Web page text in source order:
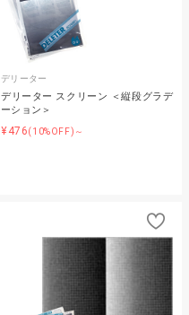
デリーター
デリーター スクリーン ＜縦段グラデ
ーション＞
¥476(10%OFF)～